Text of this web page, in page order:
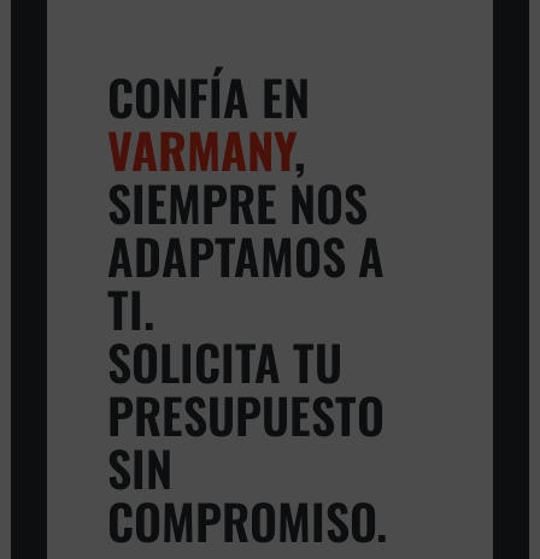
CONFÍA EN
VARMANY,
SIEMPRE NOS
ADAPTAMOS A
TI.
SOLICITA TU
PRESUPUESTO
SIN
COMPROMISO.